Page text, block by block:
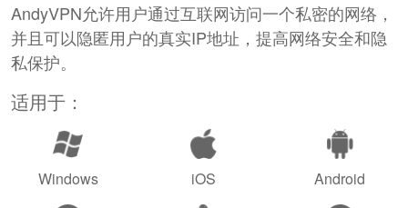
AndyVPN允许用户通过互联网访问一个私密的网络，
并且可以隐匿用户的真实IP地址，提高网络安全和隐
私保护。
适用于：
Windows iOS Android